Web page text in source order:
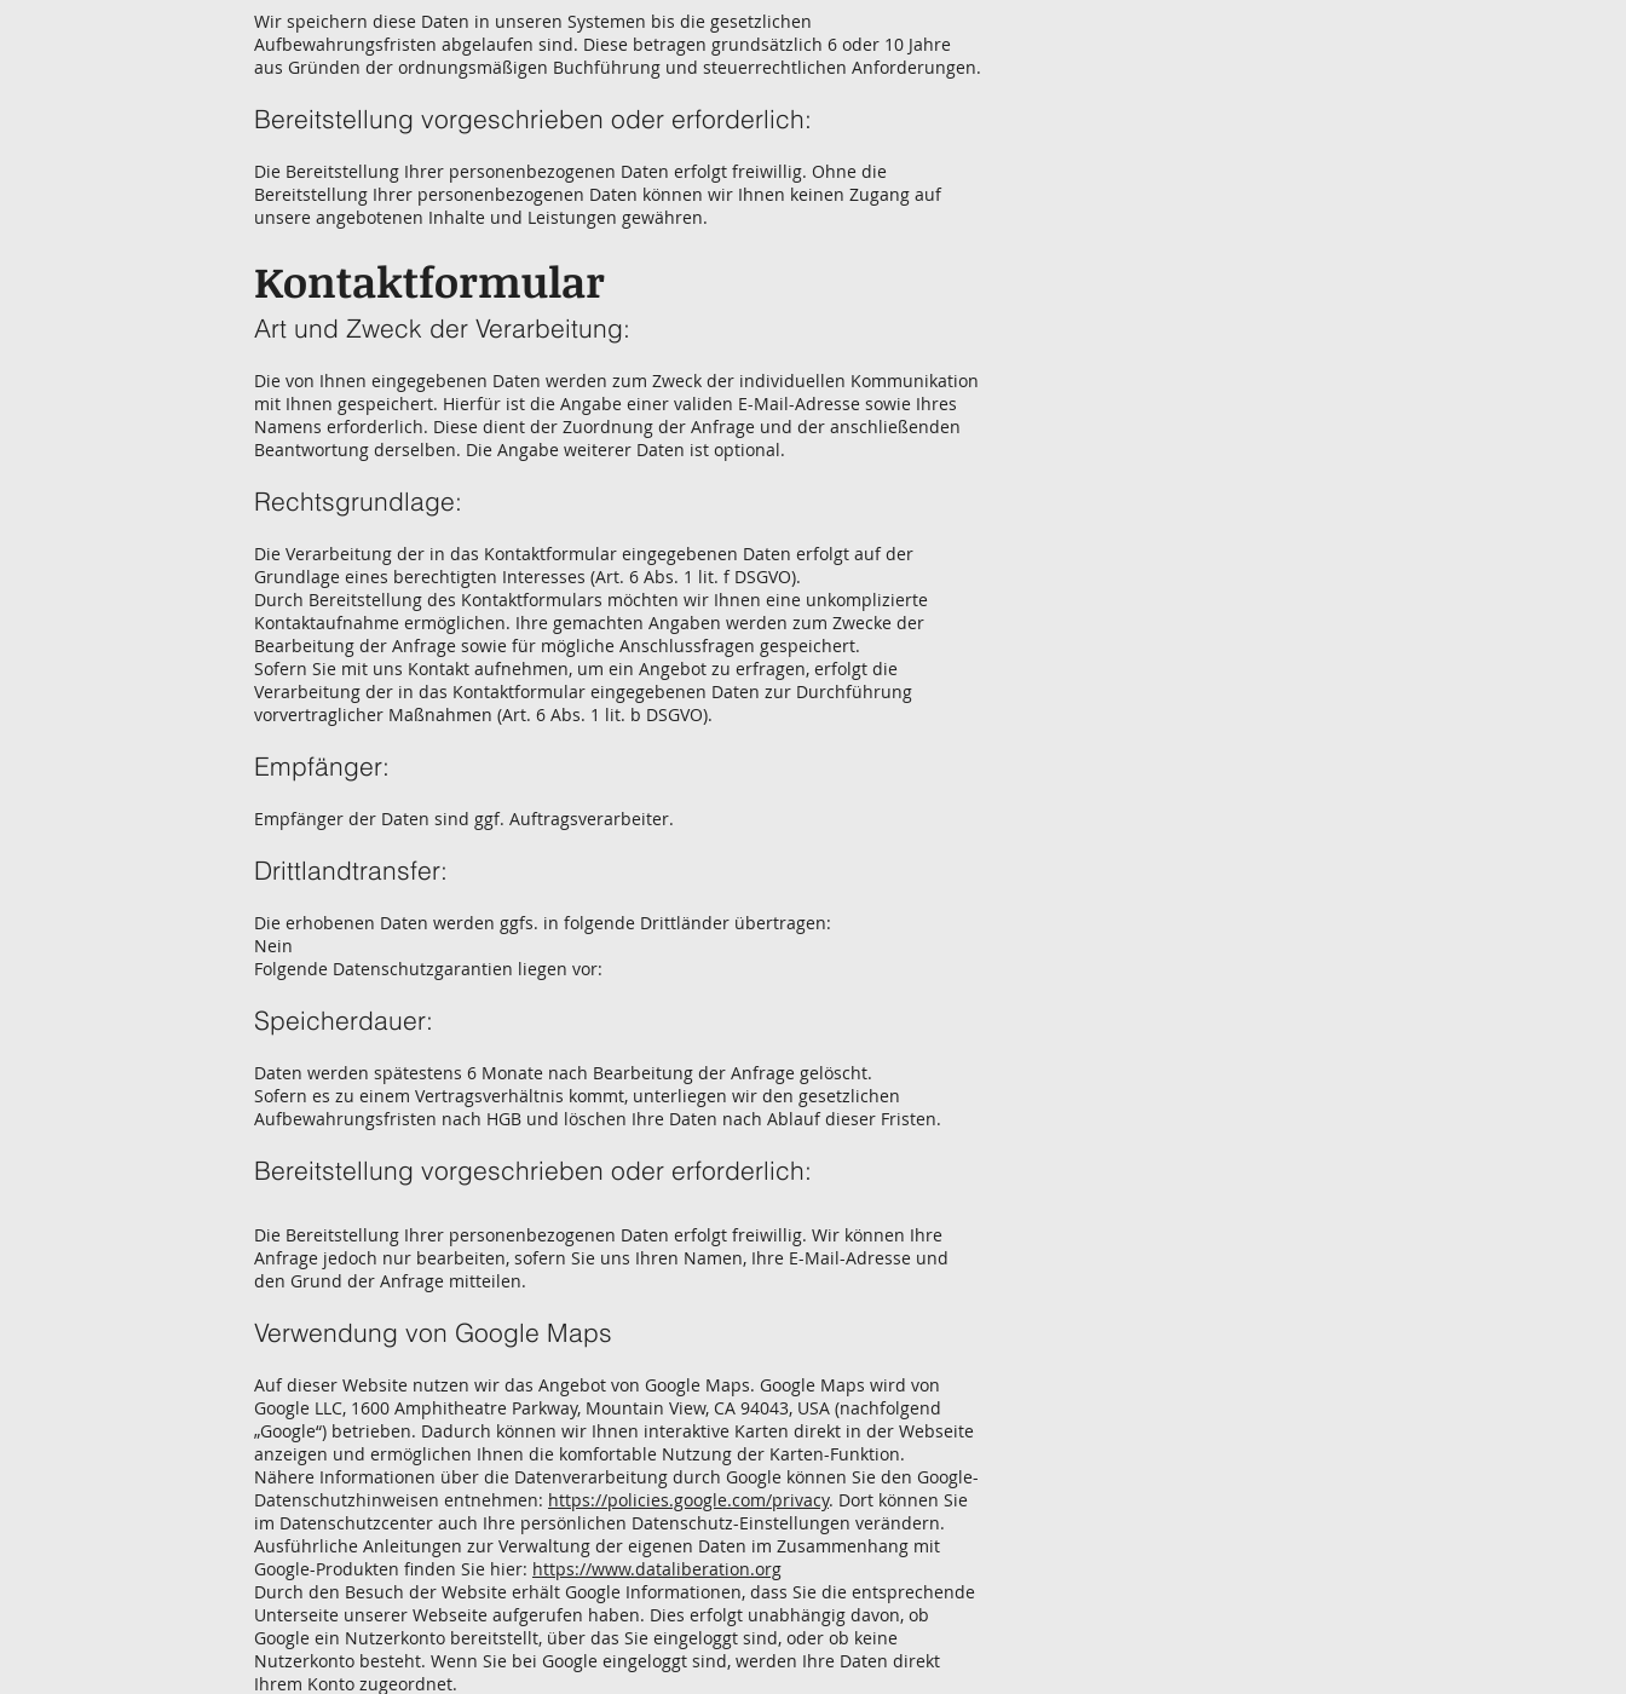
Wir speichern diese Daten in unseren Systemen bis die gesetzlichen
Aufbewahrungsfristen abgelaufen sind. Diese betragen grundsätzlich 6 oder 10 Jahre
aus Gründen der ordnungsmäßigen Buchführung und steuerrechtlichen Anforderungen.
Bereitstellung vorgeschrieben oder erforderlich:
Die Bereitstellung Ihrer personenbezogenen Daten erfolgt freiwillig. Ohne die
Bereitstellung Ihrer personenbezogenen Daten können wir Ihnen keinen Zugang auf
unsere angebotenen Inhalte und Leistungen gewähren.
Kontaktformular
Art und Zweck der Verarbeitung:
Die von Ihnen eingegebenen Daten werden zum Zweck der individuellen Kommunikation
mit Ihnen gespeichert. Hierfür ist die Angabe einer validen E-Mail-Adresse sowie Ihres
Namens erforderlich. Diese dient der Zuordnung der Anfrage und der anschließenden
Beantwortung derselben. Die Angabe weiterer Daten ist optional.
Rechtsgrundlage:
Die Verarbeitung der in das Kontaktformular eingegebenen Daten erfolgt auf der
Grundlage eines berechtigten Interesses (Art. 6 Abs. 1 lit. f DSGVO).
Durch Bereitstellung des Kontaktformulars möchten wir Ihnen eine unkomplizierte
Kontaktaufnahme ermöglichen. Ihre gemachten Angaben werden zum Zwecke der
Bearbeitung der Anfrage sowie für mögliche Anschlussfragen gespeichert.
Sofern Sie mit uns Kontakt aufnehmen, um ein Angebot zu erfragen, erfolgt die
Verarbeitung der in das Kontaktformular eingegebenen Daten zur Durchführung
vorvertraglicher Maßnahmen (Art. 6 Abs. 1 lit. b DSGVO).
Empfänger:
Empfänger der Daten sind ggf. Auftragsverarbeiter.
Drittlandtransfer:
Die erhobenen Daten werden ggfs. in folgende Drittländer übertragen:
Nein
Folgende Datenschutzgarantien liegen vor:
Speicherdauer:
Daten werden spätestens 6 Monate nach Bearbeitung der Anfrage gelöscht.
Sofern es zu einem Vertragsverhältnis kommt, unterliegen wir den gesetzlichen
Aufbewahrungsfristen nach HGB und löschen Ihre Daten nach Ablauf dieser Fristen.
Bereitstellung vorgeschrieben oder erforderlich:
Die Bereitstellung Ihrer personenbezogenen Daten erfolgt freiwillig. Wir können Ihre
Anfrage jedoch nur bearbeiten, sofern Sie uns Ihren Namen, Ihre E-Mail-Adresse und
den Grund der Anfrage mitteilen.
Verwendung von Google Maps
Auf dieser Website nutzen wir das Angebot von Google Maps. Google Maps wird von
Google LLC, 1600 Amphitheatre Parkway, Mountain View, CA 94043, USA (nachfolgend
„Google“) betrieben. Dadurch können wir Ihnen interaktive Karten direkt in der Webseite
anzeigen und ermöglichen Ihnen die komfortable Nutzung der Karten-Funktion.
Nähere Informationen über die Datenverarbeitung durch Google können Sie den Google-
Datenschutzhinweisen entnehmen: https://policies.google.com/privacy. Dort können Sie
im Datenschutzcenter auch Ihre persönlichen Datenschutz-Einstellungen verändern.
Ausführliche Anleitungen zur Verwaltung der eigenen Daten im Zusammenhang mit
Google-Produkten finden Sie hier: https://www.dataliberation.org
Durch den Besuch der Website erhält Google Informationen, dass Sie die entsprechende
Unterseite unserer Webseite aufgerufen haben. Dies erfolgt unabhängig davon, ob
Google ein Nutzerkonto bereitstellt, über das Sie eingeloggt sind, oder ob keine
Nutzerkonto besteht. Wenn Sie bei Google eingeloggt sind, werden Ihre Daten direkt
Ihrem Konto zugeordnet.